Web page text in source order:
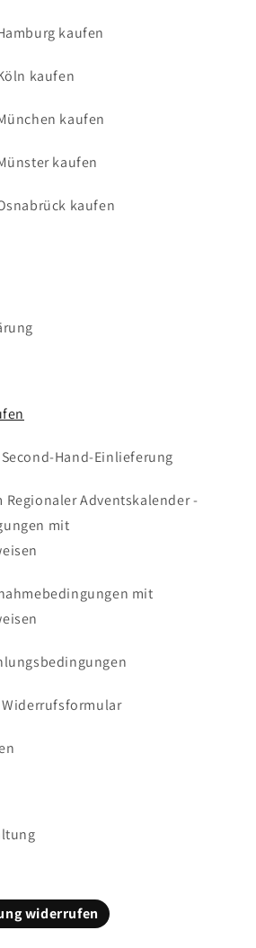
kaufen
kaufen
kaufen
kaufen
kaufen
Hand-Einlieferung
Regionaler Adventskalender -
mit
mit
widerrufen